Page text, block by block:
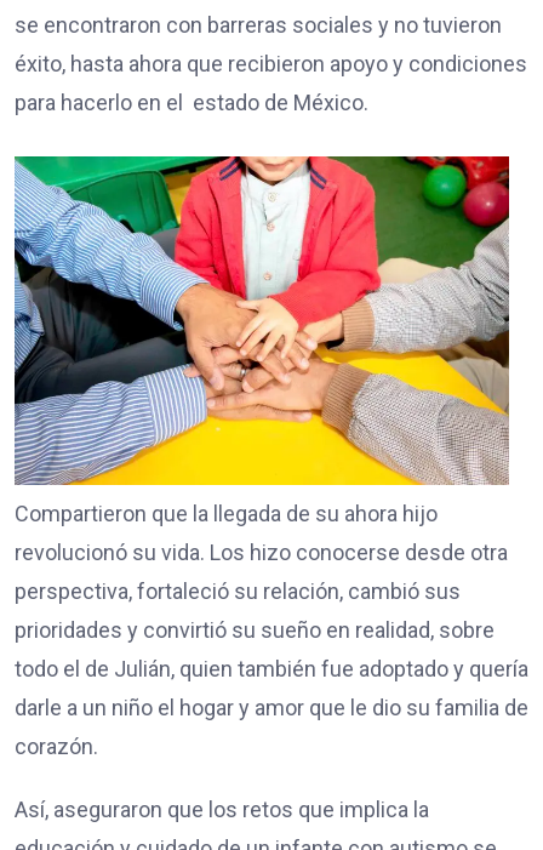
se encontraron con barreras sociales y no tuvieron
éxito, hasta ahora que recibieron apoyo y condiciones
para hacerlo en el estado de México.
Compartieron que la llegada de su ahora hijo
revolucionó su vida. Los hizo conocerse desde otra
perspectiva, fortaleció su relación, cambió sus
prioridades y convirtió su sueño en realidad, sobre
todo el de Julián, quien también fue adoptado y quería
darle a un niño el hogar y amor que le dio su familia de
corazón.
Así, aseguraron que los retos que implica la